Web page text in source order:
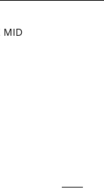
MID